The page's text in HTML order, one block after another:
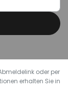
oder per
erhalten Sie in